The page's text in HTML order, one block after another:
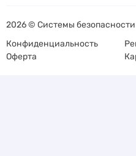
2026 © Системы
Конфиденциальность
Оферта